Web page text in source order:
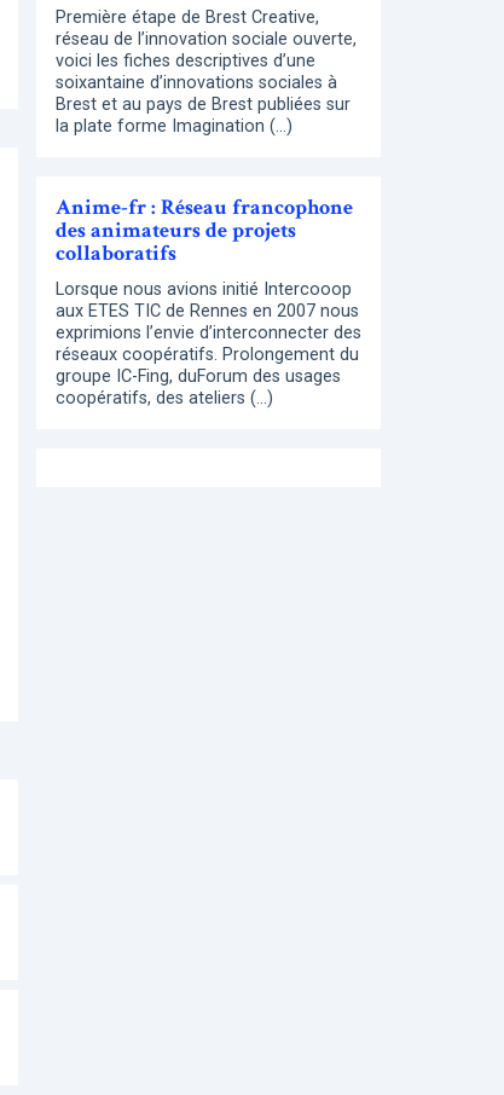
Première étape de Brest Creative,
réseau de l’innovation sociale ouverte,
voici les fiches descriptives d’une
soixantaine d’innovations sociales à
Brest et au pays de Brest publiées sur
la plate forme Imagination (…)
Anime-fr : Réseau francophone
des animateurs de projets
collaboratifs
Lorsque nous avions initié Intercooop
aux ETES TIC de Rennes en 2007 nous
exprimions l’envie d’interconnecter des
réseaux coopératifs. Prolongement du
groupe IC-Fing, duForum des usages
coopératifs, des ateliers (…)